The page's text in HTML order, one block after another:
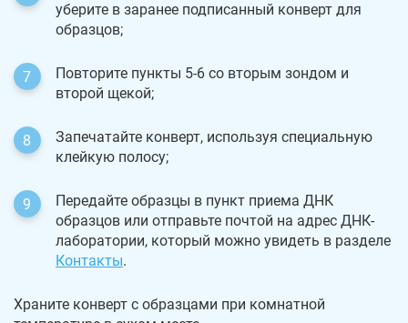
уберите в заранее подписанный конверт для
образцов;
Повторите пункты 5-6 со вторым зондом и
второй щекой;
Запечатайте конверт, используя специальную
клейкую полосу;
Передайте образцы в пункт приема ДНК
образцов или отправьте почтой на адрес ДНК-
лаборатории, который можно увидеть в разделе
Контакты.
Храните конверт с образцами при комнатной